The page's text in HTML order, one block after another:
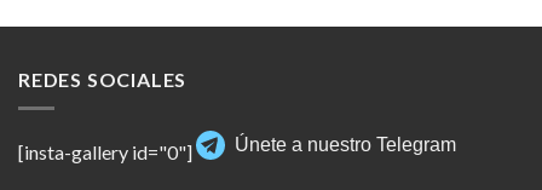
REDES SOCIALES
[insta-gallery id="0"] Únete a nuestro Telegram